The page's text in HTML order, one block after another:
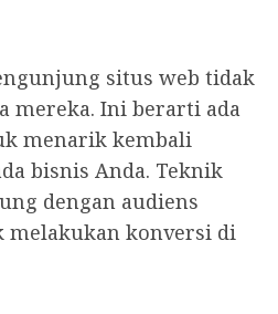
situs web tidak
mereka. Ini berarti ada
menarik kembali
bisnis Anda. Teknik
dengan audiens
melakukan konversi di